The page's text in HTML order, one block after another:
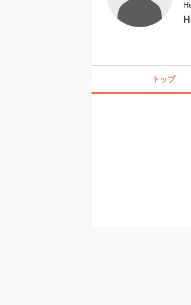
トップ